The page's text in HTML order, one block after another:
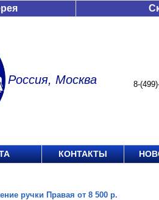
Россия, Москва 8-
КОНТАКТЫ
ручки Правая от 8 500 р.